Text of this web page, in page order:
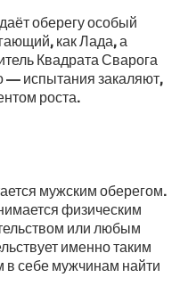
оберегу особый
как Лада, а
Квадрата Сварога
— испытания закаляют,
роста.
мужским оберегом.
физическим
или любым
именно таким
себе мужчинам найти